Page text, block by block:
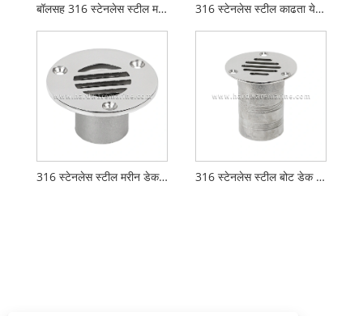
बॉलसह 316 स्टेनलेस स्टील मरीन डेक ड्रेन स्कपर 316 स्टेनलेस स्टील काढता येण्याजोगा मरीन डेक ड्रेन स्कपर
316 स्टेनलेस स्टील मरीन डेक ड्रेन स्कपर 316 स्टेनलेस स्टील बोट डेक ड्रेन स्कपर